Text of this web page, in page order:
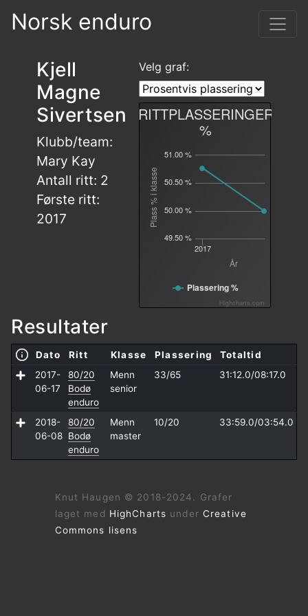
Norsk enduro
Kjell
Magne
Sivertsen
Klubb/team:
Mary Kay
Antall ritt: 2
Første ritt:
2017
Velg graf:
År
Plass % i klasse
RITTPLASSERINGER
%
2017
50.00 %
50.50 %
51.00 %
49.50 %
Plassering %
Highcharts.com
Resultater
Dato Ritt Klasse Plassering
Totaltid
2017-
06-17
80/20
Bodø
enduro
Menn
senior
33/65 31:12.0/08:17.0
2018-
06-08
80/20
Bodø
enduro
Menn
master
10/20 33:59.0/03:54.0
Knut Haugen © 2018-2024. Grafer
laget med HighCharts under Creative
Commons lisens